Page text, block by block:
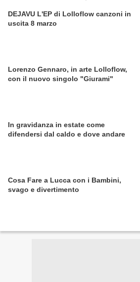
DEJAVU L'EP di Lolloflow canzoni in
uscita 8 marzo
Lorenzo Gennaro, in arte Lolloflow,
con il nuovo singolo "Giurami"
In gravidanza in estate come
difendersi dal caldo e dove andare
Cosa Fare a Lucca con i Bambini,
svago e divertimento